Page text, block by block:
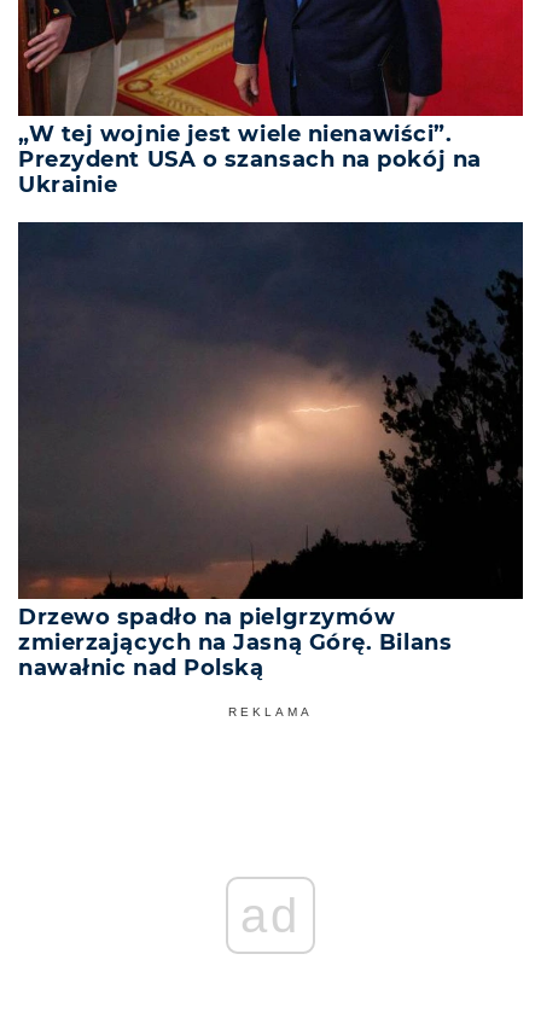
„W tej wojnie jest wiele nienawiści”.
Prezydent USA o szansach na pokój na
Ukrainie
Drzewo spadło na pielgrzymów
zmierzających na Jasną Górę. Bilans
nawałnic nad Polską
REKLAMA
ad